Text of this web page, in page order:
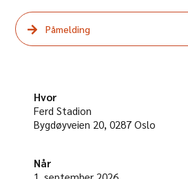
Påmelding
Hvor
Ferd Stadion
Bygdøyveien 20, 0287 Oslo
Når